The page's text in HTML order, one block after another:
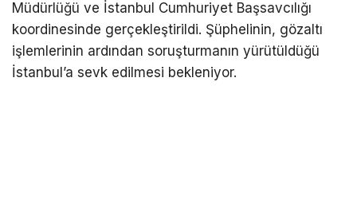
Müdürlüğü ve İstanbul Cumhuriyet Başsavcılığı
koordinesinde gerçekleştirildi. Şüphelinin, gözaltı
işlemlerinin ardından soruşturmanın yürütüldüğü
İstanbul’a sevk edilmesi bekleniyor.